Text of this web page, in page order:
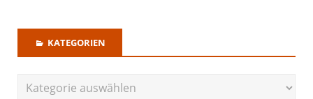
KATEGORIEN